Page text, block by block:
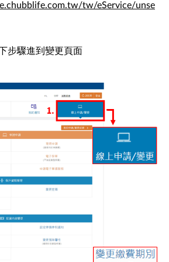
tw/eService/unse
步驟進到變更頁面